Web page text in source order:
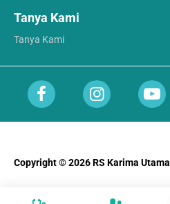
Tanya Kami
Tanya Kami
Copyright © 2026 RS Karima Utama